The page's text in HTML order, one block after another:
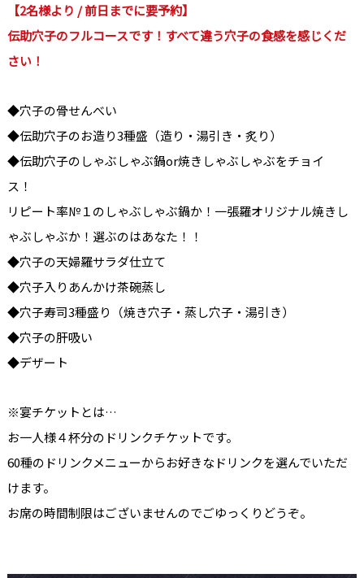
【2名様より / 前日までに要予約】
伝助穴子のフルコースです！すべて違う穴子の食感を感じくだ
さい！
◆穴子の骨せんべい
◆伝助穴子のお造り3種盛（造り・湯引き・炙り）
◆伝助穴子のしゃぶしゃぶ鍋or焼きしゃぶしゃぶをチョイ
ス！
リピート率№１のしゃぶしゃぶ鍋か！一張羅オリジナル焼きし
ゃぶしゃぶか！選ぶのはあなた！！
◆穴子の天婦羅サラダ仕立て
◆穴子入りあんかけ茶碗蒸し
◆穴子寿司3種盛り（焼き穴子・蒸し穴子・湯引き）
◆穴子の肝吸い
◆デザート
※宴チケットとは…
お一人様４杯分のドリンクチケットです。
60種のドリンクメニューからお好きなドリンクを選んでいただ
けます。
お席の時間制限はございませんのでごゆっくりどうぞ。